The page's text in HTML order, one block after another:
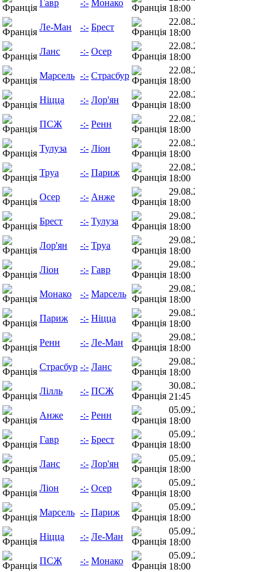
Гавр -:- Монако
18:00
Ле-Ман
-:- Брест
22.08.26
18:00
Ланс
-:- Осер
22.08.26
18:00
Марсель -:- Страсбур
22.08.26
18:00
Ніцца
-:- Лор'ян
22.08.26
18:00
ПСЖ
-:- Ренн
22.08.26
18:00
Тулуза
-:- Ліон
22.08.26
18:00
Труа
-:- Париж
22.08.26
18:00
Осер
-:- Анже
29.08.26
18:00
Брест
-:- Тулуза
29.08.26
18:00
Лор'ян
-:- Труа
29.08.26
18:00
Ліон
-:- Гавр
29.08.26
18:00
Монако
-:- Марсель
29.08.26
18:00
Париж
-:- Ніцца
29.08.26
18:00
Ренн
-:- Ле-Ман
29.08.26
18:00
Страсбур -:- Ланс
29.08.26
18:00
Лілль
-:- ПСЖ
30.08.26
21:45
Анже
-:- Ренн
05.09.26
18:00
Гавр
-:- Брест
05.09.26
18:00
Ланс
-:- Лор'ян
05.09.26
18:00
Ліон
-:- Осер
05.09.26
18:00
Марсель -:- Париж
05.09.26
18:00
Ніцца
-:- Ле-Ман
05.09.26
18:00
ПСЖ
-:- Монако
05.09.26
18:00